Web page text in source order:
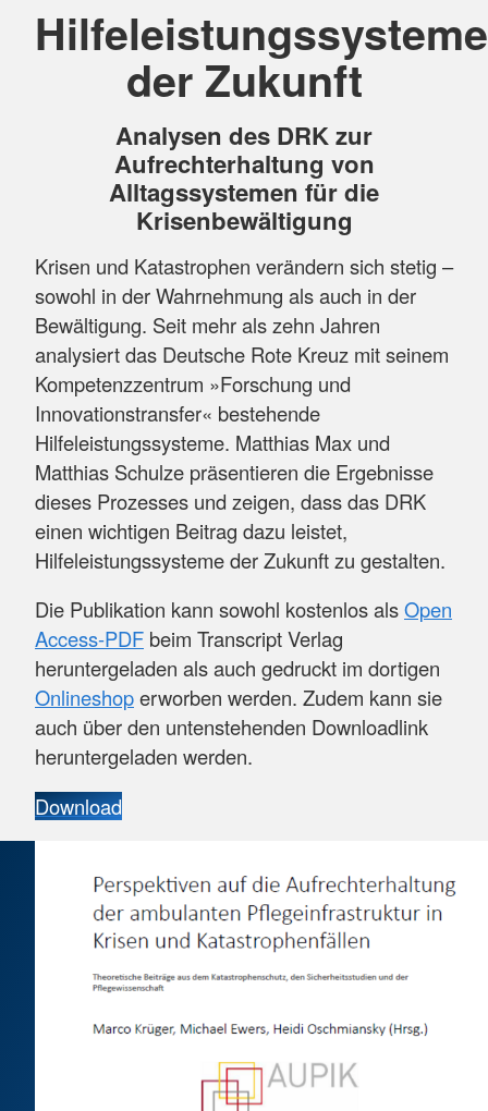
Hilfeleistungssysteme
der Zukunft
Analysen des DRK zur
Aufrechterhaltung von
Alltagssystemen für die
Krisenbewältigung
Krisen und Katastrophen verändern sich stetig –
sowohl in der Wahrnehmung als auch in der
Bewältigung. Seit mehr als zehn Jahren
analysiert das Deutsche Rote Kreuz mit seinem
Kompetenzzentrum »Forschung und
Innovationstransfer« bestehende
Hilfeleistungssysteme. Matthias Max und
Matthias Schulze präsentieren die Ergebnisse
dieses Prozesses und zeigen, dass das DRK
einen wichtigen Beitrag dazu leistet,
Hilfeleistungssysteme der Zukunft zu gestalten.
Die Publikation kann sowohl kostenlos alsOpen
Access-PDF beim Transcript Verlag
heruntergeladen als auch gedruckt im dortigen
Onlineshoperworben werden. Zudem kann sie
auch über den untenstehenden Downloadlink
heruntergeladen werden.
Download